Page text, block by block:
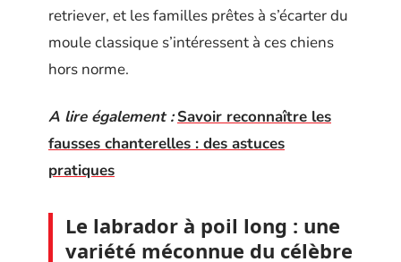
retriever, et les familles prêtes à s’écarter du
moule classique s’intéressent à ces chiens
hors norme.
A lire également : Savoir reconnaître les
fausses chanterelles : des astuces
pratiques
Le labrador à poil long : une
variété méconnue du célèbre